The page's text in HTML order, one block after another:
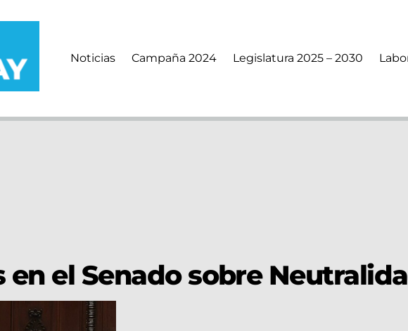
Noticias
Campaña 2024 Legislatura 2025 – 2030
en el Senado sobre